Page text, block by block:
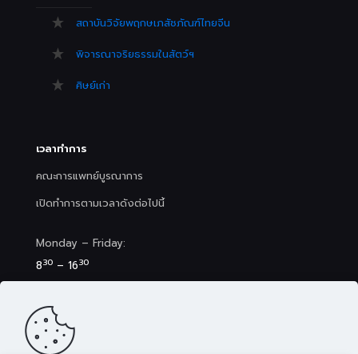
สถาบันวิจัยพฤกษเภสัชภัณฑ์ไทยจีน
พิจารณาจริยธรรมในสัตว์ฯ
ศิษย์เก่า
เวลาทำการ
คณะการแพทย์บูรณาการ
เปิดทำการตามเวลาดังต่อไปนี้
Monday – Friday:
830 – 1630
8 30– 17